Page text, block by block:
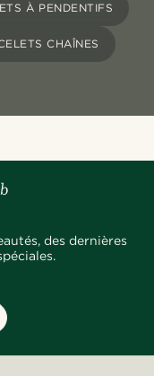
À PENDENTIFS
CHAÎNES
des dernières